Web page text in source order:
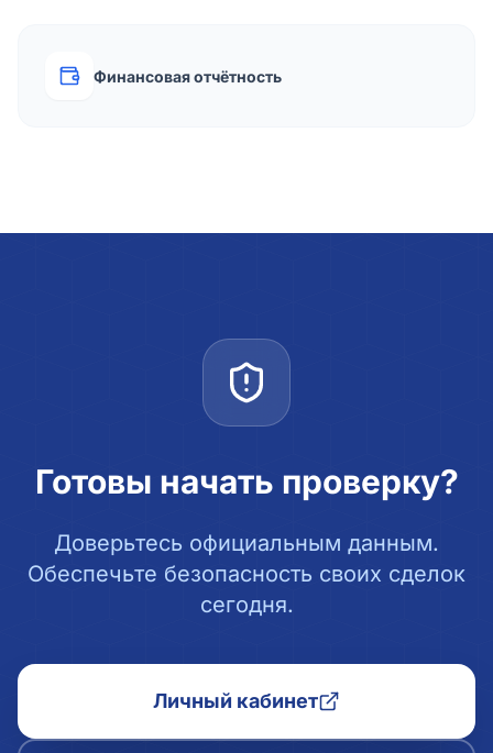
Финансовая отчётность
Готовы начать проверку?
Доверьтесь официальным данным.
Обеспечьте безопасность своих сделок
сегодня.
Личный кабинет